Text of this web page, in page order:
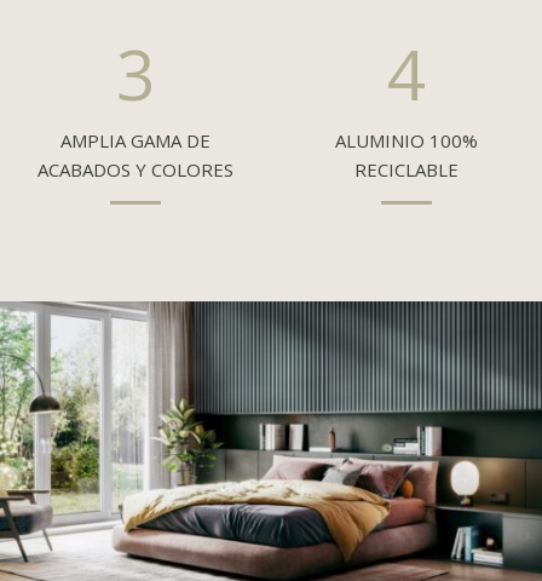
3
AMPLIA GAMA DE
ACABADOS Y COLORES
4
ALUMINIO 100%
RECICLABLE